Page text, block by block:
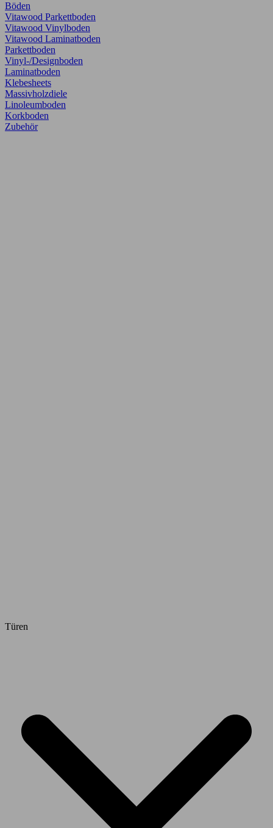
Böden
Vitawood Parkettboden
Vitawood Vinylboden
Vitawood Laminatboden
Parkettboden
Vinyl-/Designboden
Laminatboden
Klebesheets
Massivholzdiele
Linoleumboden
Korkboden
Zubehör
Türen